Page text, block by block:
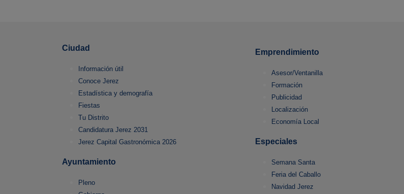
Ciudad
Información útil
Conoce Jerez
Estadística y demografía
Fiestas
Tu Distrito
Candidatura Jerez 2031
Jerez Capital Gastronómica 2026
Ayuntamiento
Pleno
Emprendimiento
Asesor/Ventanilla
Formación
Publicidad
Localización
Economía Local
Especiales
Semana Santa
Feria del Caballo
Navidad Jerez